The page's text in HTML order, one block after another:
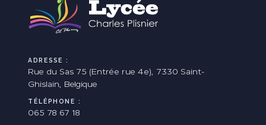
ADRESSE :
Rue du Sas 75 (Entrée rue 4e), 7330 Saint-
Ghislain, Belgique
TÉLÉPHONE :
065 78 67 18